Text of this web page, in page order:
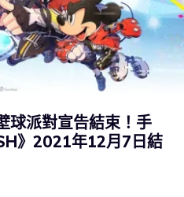
球派對宣告結束！手
》2021年12月7日結